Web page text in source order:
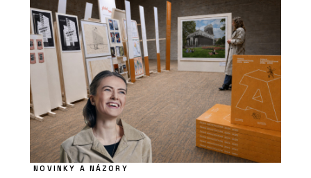
NOVINKY A NÁZORY